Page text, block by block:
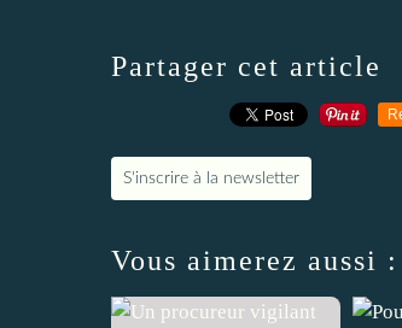
Partager cet article
S'inscrire à la newsletter
Vous aimerez aussi :